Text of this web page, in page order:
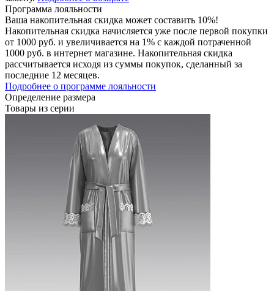
Программа лояльности
Ваша накопительная скидка может составить 10%!
Накопительная скидка начисляется уже после первой покупки
от 1000 руб. и увеличивается на 1% с каждой потраченной
1000 руб. в интернет магазине. Накопительная скидка
рассчитывается исходя из суммы покупок, сделанный за
последние 12 месяцев.
Подробнее о программе лояльности
Определение размера
Товары из серии